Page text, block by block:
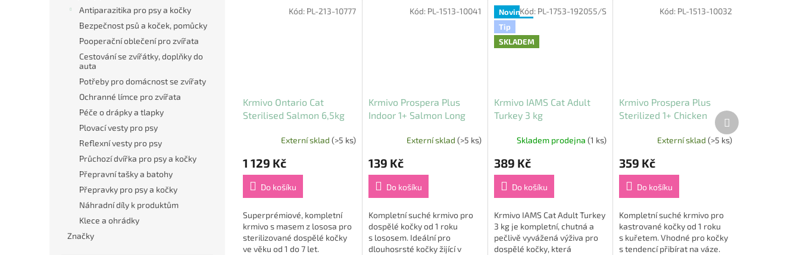
Antiparazitika pro psy a kočky
Bezpečnost psů a koček, pomůcky
Pooperační oblečení pro zvířata
Cestování se zvířátky, doplňky do
auta
Potřeby pro domácnost se zvířaty
Ochranné límce pro zvířata
Péče o drápky a tlapky
Plovací vesty pro psy
Reflexní vesty pro psy
Průchozí dvířka pro psy a kočky
Přepravní tašky a batohy
Přepravky pro psy a kočky
Náhradní díly k produktům
Klece a ohrádky
Značky
Krmivo Ontario Cat
Sterilised Salmon 6,5kg
Externí sklad (>5 ks)
1 129 Kč
Do košíku
Superprémiové, kompletní
krmivo s masem z lososa pro
sterilizované dospělé kočky
ve věku od 1 do 7 let.
Kód: PL-213-10777
Krmivo Prospera Plus
Indoor 1+ Salmon Long
Externí sklad (>5 ks)
139 Kč
Do košíku
Kompletní suché krmivo pro
dospělé kočky od 1 roku
s lososem. Ideální pro
dlouhosrsté kočky žijící v
Kód: PL-1513-10041
Novinka
Tip
SKLADEM
Krmivo IAMS Cat Adult
Turkey 3 kg
Skladem prodejna(1 ks)
389 Kč
Do košíku
Krmivo IAMS Cat Adult Turkey
3 kg je kompletní, chutná a
pečlivě vyvážená výživa pro
dospělé kočky, která
Kód: PL-1753-192055/S
Krmivo Prospera Plus
Sterilized 1+ Chicken
Externí sklad (>5 ks)
359 Kč
Do košíku
Kompletní suché krmivo pro
kastrované kočky od 1 roku
s kuřetem. Vhodné pro kočky
s tendencí přibírat na váze.
Kód: PL-1513-10032
Další
produkt